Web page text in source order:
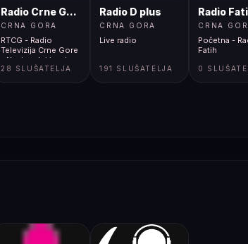
Radio Crne Gore 1
CRNA GORA
RTCG - Radio
Televizija Crne Gore
- Nacionalni javni
servis
28 SLUŠATELJA
Radio D plus
CRNA GORA
Live radio
191 SLUŠATELJA
Radio
CRNA
Početna -
Fatih
0